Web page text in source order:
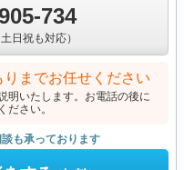
734
日祝も対応）
までお任せください
明いたします。お電話の後に
ださい。
も承っております